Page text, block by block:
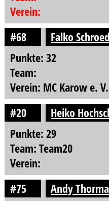
Verein:
#68
Falko
Punkte: 32
Team:
Verein: MC Karow e.
#20
Heiko
Punkte: 29
Team: Team20
Verein:
#75
Andy